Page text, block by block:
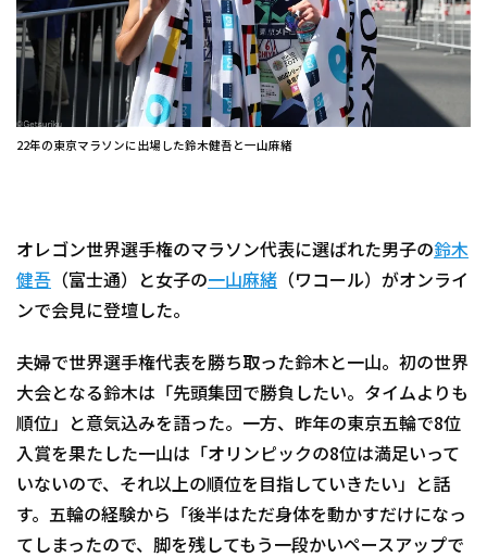
22年の東京マラソンに出場した鈴木健吾と一山麻緒
オレゴン世界選手権のマラソン代表に選ばれた男子の鈴木
健吾 （富士通）と女子の一山麻緒 （ワコール）がオンライ
ンで会見に登壇した。
夫婦で世界選手権代表を勝ち取った鈴木と一山。初の世界
大会となる鈴木は「先頭集団で勝負したい。タイムよりも
順位」と意気込みを語った。一方、昨年の東京五輪で8位
入賞を果たした一山は「オリンピックの8位は満足いって
いないので、それ以上の順位を目指していきたい」と話
す。五輪の経験から「後半はただ身体を動かすだけになっ
てしまったので、脚を残してもう一段かいペースアップで